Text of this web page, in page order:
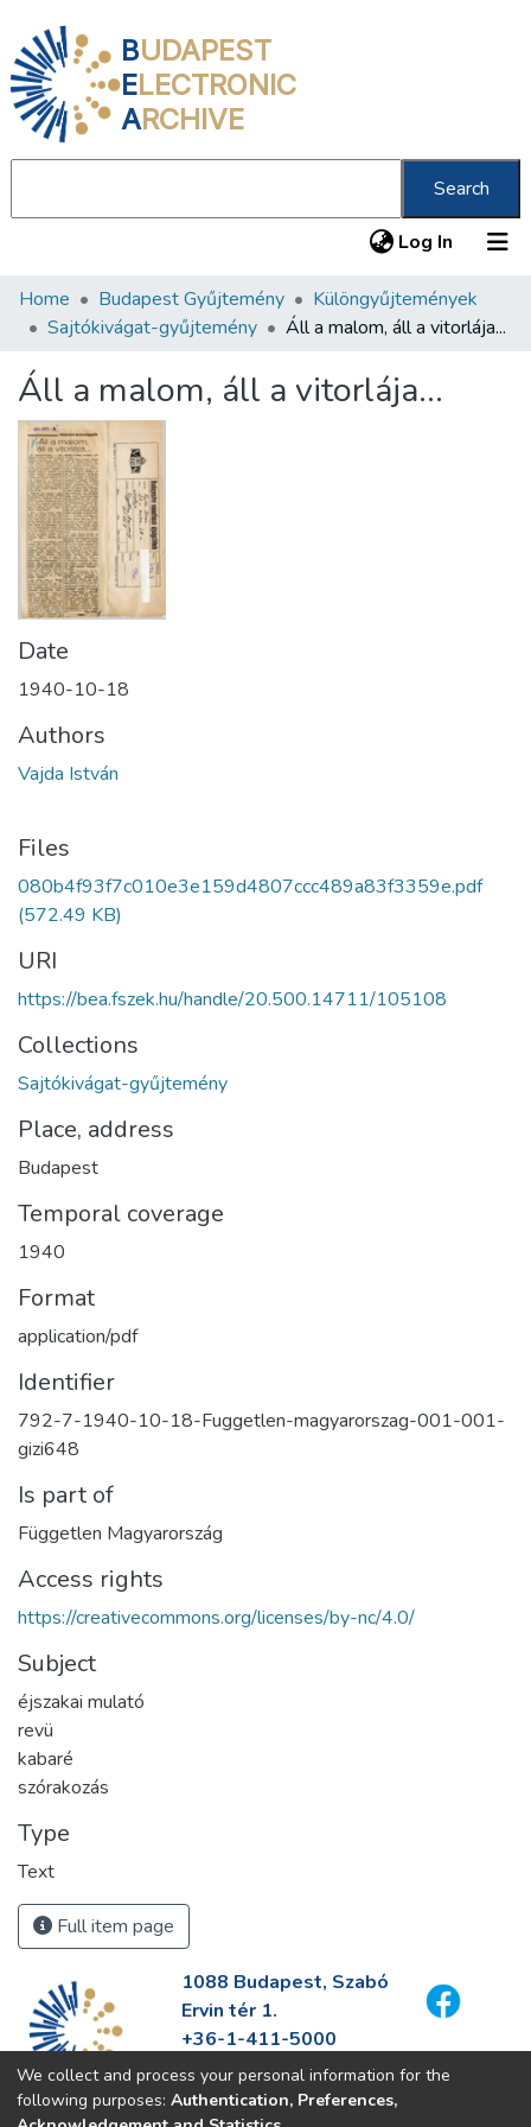
BUDAPEST
ELECTRONIC
ARCHIVE
Search
Log In (current)
Communities & Collections
Statistics
About us
Home Budapest Gyűjtemény
Különgyűjtemények
Sajtókivágat-gyűjtemény
Áll a malom, áll a vitorlája...
Áll a malom, áll a vitorlája...
Date
1940-10-18
Authors
Vajda István
Files
080b4f93f7c010e3e159d4807ccc489a83f3359e.pdf
(572.49 KB)
URI
https://bea.fszek.hu/handle/20.500.14711/105108
Collections
Sajtókivágat-gyűjtemény
Place, address
Budapest
Temporal coverage
1940
Format
application/pdf
Identifier
792-7-1940-10-18-Fuggetlen-magyarorszag-001-001-
gizi648
Is part of
Független Magyarország
Access rights
https://creativecommons.org/licenses/by-nc/4.0/
Subject
éjszakai mulató
revü
kabaré
szórakozás
Type
Text
Full item page
1088 Budapest, Szabó
Ervin tér 1.
+36-1-411-5000
info@fszek.hu
https://fszek.hu
We collect and process your personal information for the
following purposes: Authentication, Preferences,